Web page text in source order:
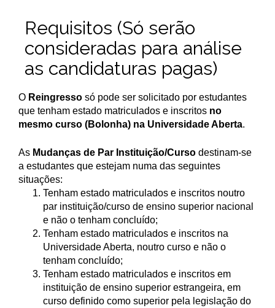
Requisitos (Só serão
consideradas para análise
as candidaturas pagas)
O Reingresso só pode ser solicitado por estudantes
que tenham estado matriculados e inscritos no
mesmo curso (Bolonha) na Universidade Aberta.
As Mudanças de Par Instituição/Curso destinam-se
a estudantes que estejam numa das seguintes
situações:
Tenham estado matriculados e inscritos noutro
par instituição/curso de ensino superior nacional
e não o tenham concluído;
Tenham estado matriculados e inscritos na
Universidade Aberta, noutro curso e não o
tenham concluído;
Tenham estado matriculados e inscritos em
instituição de ensino superior estrangeira, em
curso definido como superior pela legislação do